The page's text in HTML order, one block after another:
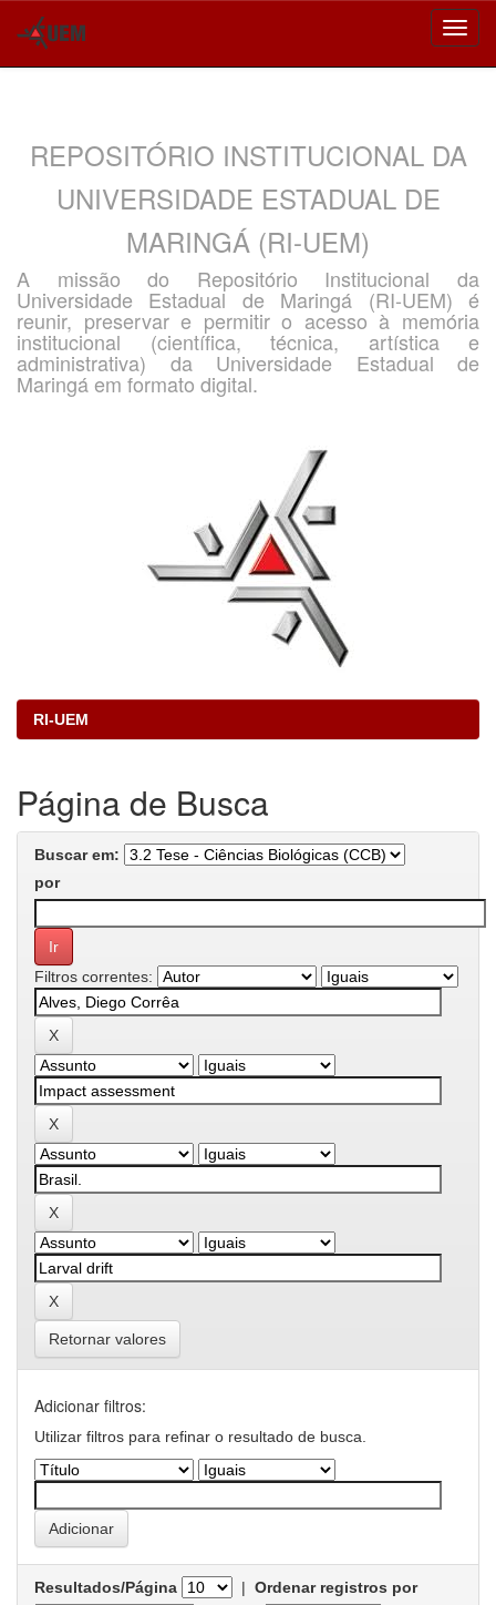
REPOSITÓRIO INSTITUCIONAL DA
UNIVERSIDADE ESTADUAL DE
MARINGÁ (RI-UEM)
A missão do Repositório Institucional da
Universidade Estadual de Maringá (RI-UEM) é
reunir, preservar e permitir o acesso à memória
institucional (científica, técnica, artística e
administrativa) da Universidade Estadual de
Maringá em formato digital.
RI-UEM
Página de Busca
Buscar em:
por
Filtros correntes:
Retornar valores
Adicionar filtros:
Utilizar filtros para refinar o resultado de busca.
Resultados/Página | Ordenar registros por